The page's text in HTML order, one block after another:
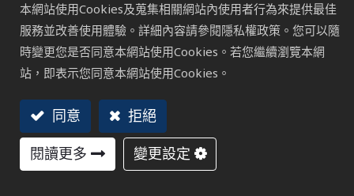
透過艾索工學椅的產品影片，全面了解我們產品的特性和操
作方式，運用高畫質的影像攝影，近距離捕捉椅子的材質質
感，讓消費者深入感受每一處細節。
這款椅子不僅具備人體工學設計，更融合了時尚與功能性。
透過影片，我們將展示其舒適性、耐用性和美觀性，讓您在
選購椅子時能夠有更清晰的了解。
本網站使用Cookies及蒐集相關網站內使用者行為來提供最佳
服務並改善使用體驗。詳細內容請參閱隱私權政策。您可以隨
時變更您是否同意本網站使用Cookies。若您繼續瀏覽本網
站，即表示您同意本網站使用Cookies。
同意
拒絕
閱讀更多
變更設定